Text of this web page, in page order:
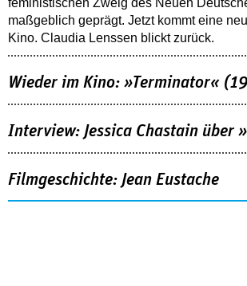
feministischen Zweig des Neuen
maßgeblich geprägt. Jetzt kommt eine
Kino. Claudia Lenssen blickt zurück.
Wieder im Kino: »Terminator«
Interview: Jessica Chastain über
Filmgeschichte: Jean Eustache